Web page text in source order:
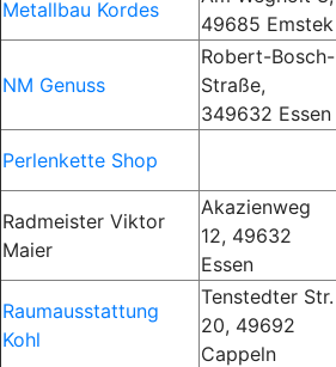
Metallbau Kordes
49685 Emstek
NM Genuss
Robert-Bosch-
Straße,
349632 Essen
Perlenkette Shop
Radmeister Viktor
Maier
Akazienweg
12, 49632
Essen
Raumausstattung
Kohl
Tenstedter Str.
20, 49692
Cappeln